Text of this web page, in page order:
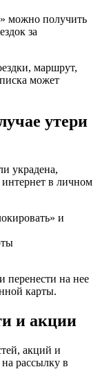
можно получить
за
маршрут,
может
утери
украдена,
интернет в личном
и
перенести на нее
карты.
и акции
акций и
рассылку в